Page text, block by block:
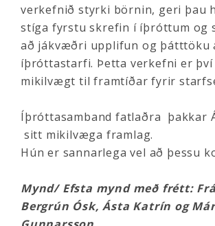
verkefnið styrki börnin, geri þau
stíga fyrstu skrefin í íþróttum og
að jákvæðri upplifun og þátttöku
íþróttastarfi. Þetta verkefni er
mikilvægt til framtíðar fyrir
Íþróttasamband fatlaðra þakkar
sitt mikilvæga framlag.
Hún er sannarlega vel að þessu
Mynd/ Efsta mynd með frétt:
Bergrún Ósk, Ásta Katrín og Már